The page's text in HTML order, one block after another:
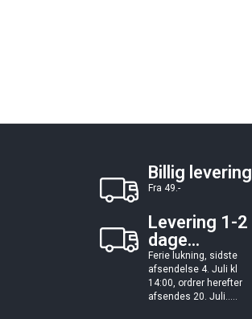
Billig levering
Fra 49.-
Levering 1-2
dage...
Ferie lukning, sidste
afsendelse 4. Juli kl
14:00, ordrer herefter
afsendes 20. Juli.....